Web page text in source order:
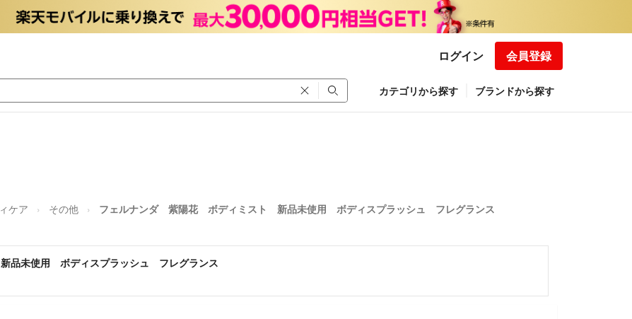
ログイン 会員登録
カテゴリから探す ブランドから探す
ケア その他 フェルナンダ 紫陽花 ボディミスト 新品未使用 ボディスプラッシュ フレグランス
未使用 ボディスプラッシュ フレグランス